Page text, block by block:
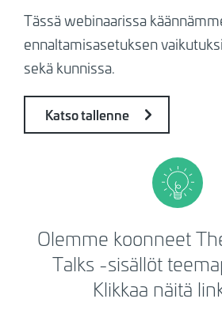
Tässä webinaarissa
ennaltamisasetuksen
sekä kunnissa.
Katso tallenne
Olemme koonneet
Talks -sisällöt
Klikkaa näitä